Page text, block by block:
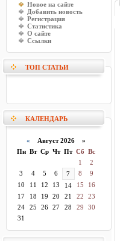
Новое на сайте
Добавить новость
Регистрация
Статистика
О сайте
Ссылки
ТОП СТАТЬИ
КАЛЕНДАРЬ
« Август 2026 »
Пн Вт Ср Чт Пт Сб Вс
1
2
3
4 5 6 7 8
9
10
11 12 13 14 15
16
17
18 19 20 21 22
23
24
25 26 27 28 29
30
31